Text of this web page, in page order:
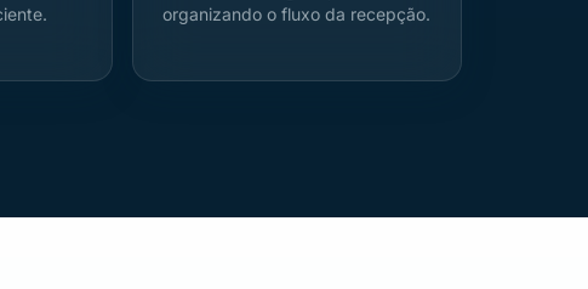
organizando o fluxo da recepção.